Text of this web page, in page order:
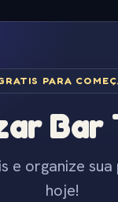
PARA
e organize
hoje!